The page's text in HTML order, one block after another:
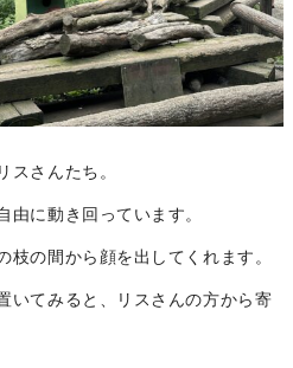
スさんたち。
由に動き回っています。
枝の間から顔を出してくれます。
いてみると、リスさんの方から寄